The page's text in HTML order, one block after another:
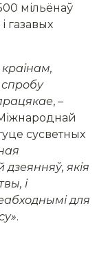
мільёнаў
газавых
, –
сусветных
якія
і
для
.